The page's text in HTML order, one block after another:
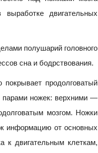
двигательных
полушарий головного
сна и бодрствования.
покрывает продолговатый
парами ножек: верхними —
мозгом. Ножки
информацию от основных
к двигательным клеткам,